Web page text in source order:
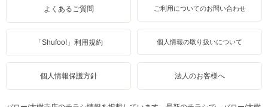
よくあるご質問 ご利用についてのお問い合わせ
「Shufoo!」利用規約 個人情報の取り扱いについて
個人情報保護方針 法人のお客様へ